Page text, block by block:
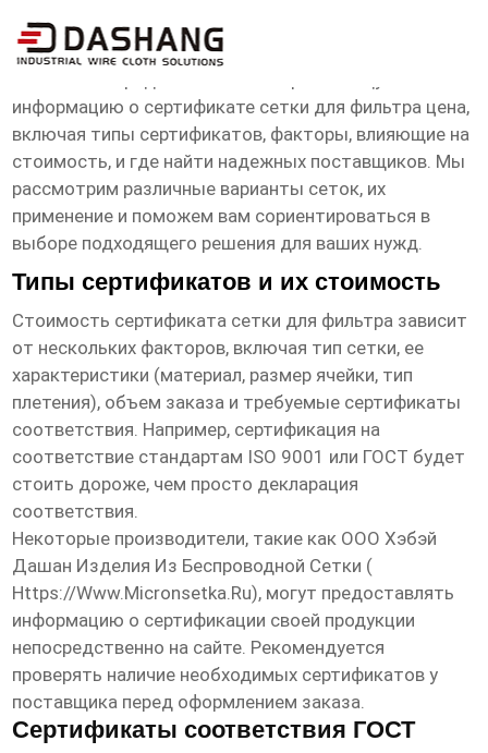
сертификат сетка для фильтра цена
информацию о сертификате сетки для фильтра цена,
включая типы сертификатов, факторы, влияющие на
стоимость, и где найти надежных поставщиков. Мы
рассмотрим различные варианты сеток, их
применение и поможем вам сориентироваться в
выборе подходящего решения для ваших нужд.
Типы сертификатов и их стоимость
Стоимость сертификата сетки для фильтра зависит
от нескольких факторов, включая тип сетки, ее
характеристики (материал, размер ячейки, тип
плетения), объем заказа и требуемые сертификаты
соответствия. Например, сертификация на
соответствие стандартам ISO 9001 или ГОСТ будет
стоить дороже, чем просто декларация
соответствия.
Некоторые производители, такие как ООО Хэбэй
Дашан Изделия Из Беспроводной Сетки (
Https://www.micronsetka.ru), могут предоставлять
информацию о сертификации своей продукции
непосредственно на сайте. Рекомендуется
проверять наличие необходимых сертификатов у
поставщика перед оформлением заказа.
Сертификаты соответствия ГОСТ